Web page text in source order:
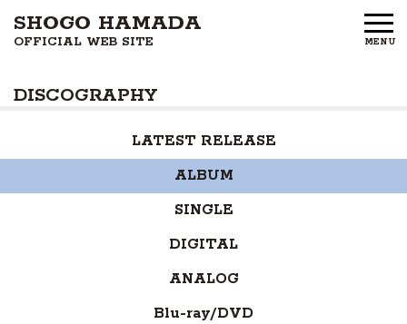
SHOGO HAMADA
OFFICIAL WEB SITE MENU
PROFILE
DISCOGRAPHY
GOODS
FAN CLUB
DISCOGRAPHY
LATEST RELEASE
ALBUM
SINGLE
DIGITAL
ANALOG
Blu-ray/DVD